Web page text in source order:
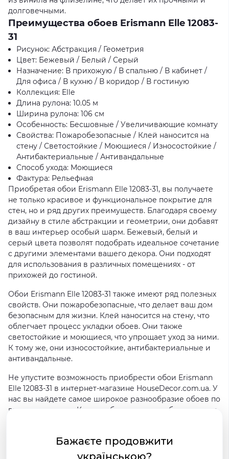
долговечными.
Преимущества обоев Erismann Elle 12083-
31
Рисунок: Абстракция / Геометрия
Цвет: Бежевый / Белый / Серый
Назначение: В прихожую / В спальню / В кабинет /
Для офиса / В кухню / В коридор / В гостиную
Коллекция: Elle
Длина рулона: 10.05 м
Ширина рулона: 106 см
Особенность: Бесшовные / Увеличивающие комнату
Свойства: Пожаробезопасные / Клей наносится на
стену / Светостойкие / Моющиеся / Износостойкие /
Антибактериальные / Антивандальные
Способ ухода: Моющиеся
Фактура: Рельефная
Приобретая обои Erismann Elle 12083-31, вы получаете
не только красивое и функциональное покрытие для
стен, но и ряд других преимуществ. Благодаря своему
дизайну в стиле абстракции и геометрии, они добавят
в ваш интерьер особый шарм. Бежевый, белый и
серый цвета позволят подобрать идеальное сочетание
с другими элементами вашего декора. Они подходят
для использования в различных помещениях - от
прихожей до гостиной.
Обои Erismann Elle 12083-31 также имеют ряд полезных
свойств. Они пожаробезопасные, что делает ваш дом
безопасным для жизни. Клей наносится на стену, что
облегчает процесс укладки обоев. Они также
светостойкие и моющиеся, что упрощает уход за ними.
К тому же, они износостойкие, антибактериальные и
антивандальные.
Не упустите возможность приобрести обои Erismann
Elle 12083-31 в интернет-магазине HouseDecor.com.ua. У
нас вы найдете самое широкое разнообразие обоев по
выгодным ценам. Купить обои просто - добавьте товар
наслаждаться красивыми стенами в своем доме.
Бажаєте продовжити
українською?